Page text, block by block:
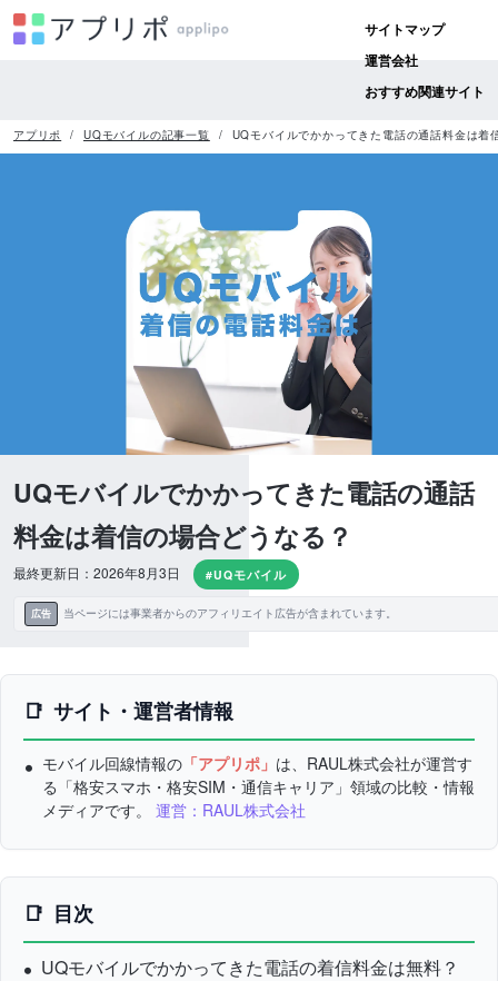
サイトマップ
運営会社
おすすめ関連サイト
アプリポ UQモバイルの記事一覧 UQモバイルでかかってきた電話の通話料金は着
UQモバイルでかかってきた電話の通話
料金は着信の場合どうなる？
最終更新日：2026年8月3日 #UQモバイル
広告 当ページには事業者からのアフィリエイト広告が含まれています。
サイト・運営者情報
モバイル回線情報の 「アプリポ」 は、RAUL株式会社が運営す
る「格安スマホ・格安SIM・通信キャリア」領域の比較・情報
メディアです。 運営：RAUL株式会社
目次
UQモバイルでかかってきた電話の着信料金は無料？